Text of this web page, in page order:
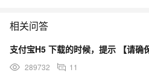
相关问答
289732 11